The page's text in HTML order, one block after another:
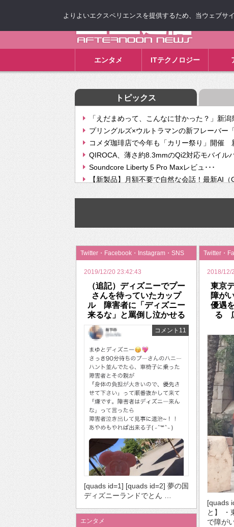
エンタメ ITテクノロジー
トピックス
「えだまめって、こんなに甘かった？」新潟
プリングルズ×ウルトラマンの新フレーバー
コメダ珈琲店で今年も「カリー祭り」開催
QIROCA、薄さ約8.3mmのQi2対応モバイル
Soundcore Liberty 5 Pro Maxレビュ･･･
【新製品】月額不要で自然な会話！最新AI（
【次世代の没入感と生産性】VITURE Luma
挫折率8割の壁をAIで突破。ジャストシステ
2026年のバレンタインは「自分で作って、
Twitter・Facebook・Instagram・SNS
2019/12/20 23:42:43
（追記）ディズニーでプー
さんを待っていたカップ
ル 障害者に「ディズニー
来るな」と罵倒し泣かせる
コメント11
[quads id=1] [quads id=2] 夢の国
ディズニーランドでとん …
Twitter・
2018/12/
東京
障が
優遇
る
[quads
と】 ・
で障が
エンタメ
よりよいエクスペリエンスを提供するため、当ウェブ